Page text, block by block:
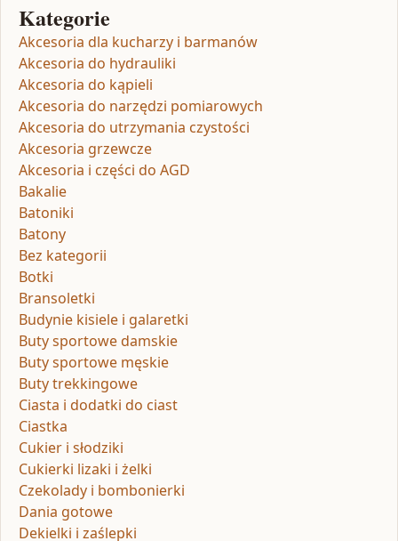
Kategorie
Akcesoria dla kucharzy i barmanów
Akcesoria do hydrauliki
Akcesoria do kąpieli
Akcesoria do narzędzi pomiarowych
Akcesoria do utrzymania czystości
Akcesoria grzewcze
Akcesoria i części do AGD
Bakalie
Batoniki
Batony
Bez kategorii
Botki
Bransoletki
Budynie kisiele i galaretki
Buty sportowe damskie
Buty sportowe męskie
Buty trekkingowe
Ciasta i dodatki do ciast
Ciastka
Cukier i słodziki
Cukierki lizaki i żelki
Czekolady i bombonierki
Dania gotowe
Dekielki i zaślepki